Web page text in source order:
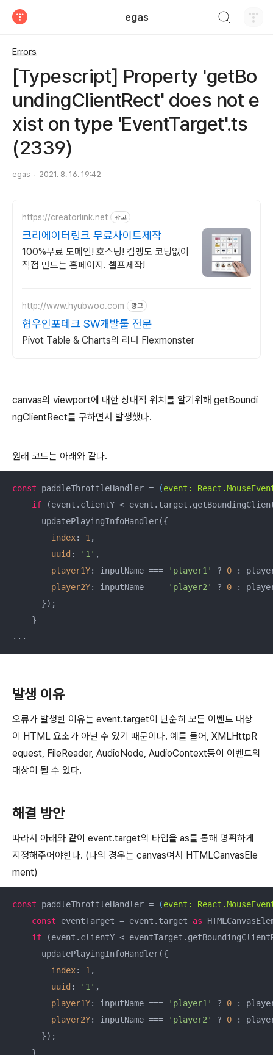
egas
Errors
[Typescript] Property 'getBo
undingClientRect' does not e
xist on type 'EventTarget'.ts
(2339)
egas 2021. 8. 16. 19:42
https://creatorlink.net 광고
크리에이터링크 무료사이트제작
100%무료 도메인! 호스팅! 컴맹도 코딩없이
직접 만드는 홈페이지. 셀프제작!
http://www.hyubwoo.com 광고
협우인포테크 SW개발툴 전문
Pivot Table & Charts의 리더 Flexmonster
canvas의 viewport에 대한 상대적 위치를 알기위해 getBoundi
ngClientRect를 구하면서 발생했다.
원래 코드는 아래와 같다.
const paddleThrottleHandler = (event:
if (event.clientY <
      updatePlayingInfoHandler({
index: 1 ,
uuid : '1' ,
player1Y: inputName === 'player1' ? 0 :
player2Y: inputName === 'player2' ? 0 :
      });
    }
...
발생 이유
오류가 발생한 이유는 event.target이 단순히 모든 이벤트 대상
이 HTML 요소가 아닐 수 있기 때문이다. 예를 들어, XMLHttpR
equest, FileReader, AudioNode, AudioContext등이 이벤트의
대상이 될 수 있다.
해결 방안
따라서 아래와 같이 event.target의 타입을 as를 통해 명확하게
지정해주어야한다. (나의 경우는 canvas여서 HTMLCanvasEle
ment)
const paddleThrottleHandler = (event:
const eventTarget = event.target as
if (event.clientY <
      updatePlayingInfoHandler({
index: 1 ,
uuid : '1' ,
player1Y: inputName === 'player1' ? 0 :
player2Y: inputName === 'player2' ? 0 :
      });
    }